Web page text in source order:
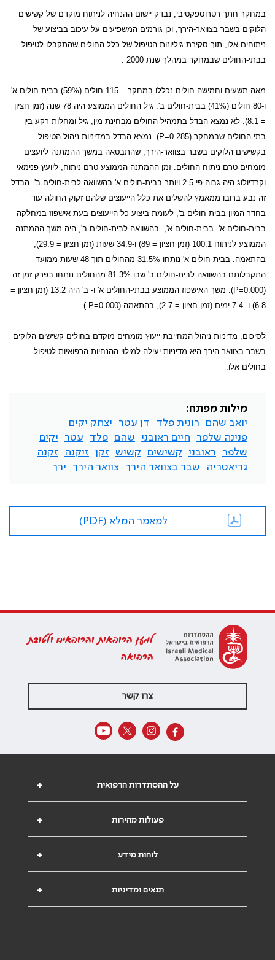
במחקר חתך רטרוספקטיבי, נבדק יישום ההנחיה לניתוח מוקדם של קשישים
הלוקים בשבר בצוואר-הירך, וכן גורמים המשפיעים על עיכוב בביצוע של
ניתוחים אלו, תוך סקירת גיליונות הטיפול של כלל החולים שהתקבלו לטיפול
בבתי-החולים שבמחקר במהלך שנת 2000 .
מאה-תשעים-וחמישה חולים נכללו במחקר – 115 חולים (59%) בבית-חולים א'
ו-80 חולים (41%) בבית-חולים ב'. גיל החולים הממוצע היה 78 שנה (זמן חציון
= 8.1). לא נמצא הבדל בתמהיל החולים מבחינת מין, גיל ומחלות רקע בין
בתי-החולים שבמחקר (P=0.285). נמצא הבדל במדיניות ניהול הטיפול
בקשישים הלוקים בשבר בצוואר-הירך, שהתבטאה במשך ההמתנה ליועצים
מומחים טרם ניתוח החולים. זמן ההמתנה הממוצע טרם ניתוח, ליועץ פנימאי
וקרדיולוג היה גבוה פי 2.5 ויותר בבית-חולים א' בהשוואה לבית-חולים ב'. הבדל
זה נבע ברובו ממאמץ להשלים את כלל הייעוצים שלהם זקוק החולה עוד
בחדר-המיון בבית-חולים ב', לעומת ביצוע כל הייעוצים בעת אישפוז במחלקה
בבית-חולים א'. בבית-חולים א',
בהשוואה לבית-חולים ב', היה משך ההמתנה
הממוצע לניתוח 100.1 (זמן חציון = 89) ו-34.9 שעות (זמן חציון = 29.9),
בהתאמה. בבית-חולים א' נותחו 31.5% מהחולים תוך 48 שעות ממועד
התקבלותם בהשוואה לבית-חולים ב' שבו 81.3% מהחולים נותחו בפרק זמן זה
(
P=0.000
). משך האישפוז הממוצע בבתי-החולים א' ו- ב' היה 13.2 (זמן חציון =
6.8) ו- 7.4 ימים (זמן חציון = 2.7), בהתאמה (
P=0.000
).
לסיכום, מדיניות ניהול המחייבת ייעוץ מומחים מוקדם בחולים קשישים הלוקים
בשבר בצוואר הירך היא מדיניות יעילה למילוי ההנחיות הרפואיות לטיפול
בחולים אלו.
מילות מפתח:
יואב שהם
רונית פלד דן עטר
יצחק יקים
פנינה שלפר
חיים ראובני שהם פלד עטר
יקים
שלפר
ראובני קשישים קשיש זקן זיקנה
זקנה
גריאטריה
שבר בצוואר הירך צוואר הירך ירך
למאמר המלא (PDF)
למען הרופאות והרופאים ולטובת
הרפואה
צרו קשר
+ על ההסתדרות הרפואית
+ פעולות מהירות
+ לוחות מידע
+ תנאים ומדיניות